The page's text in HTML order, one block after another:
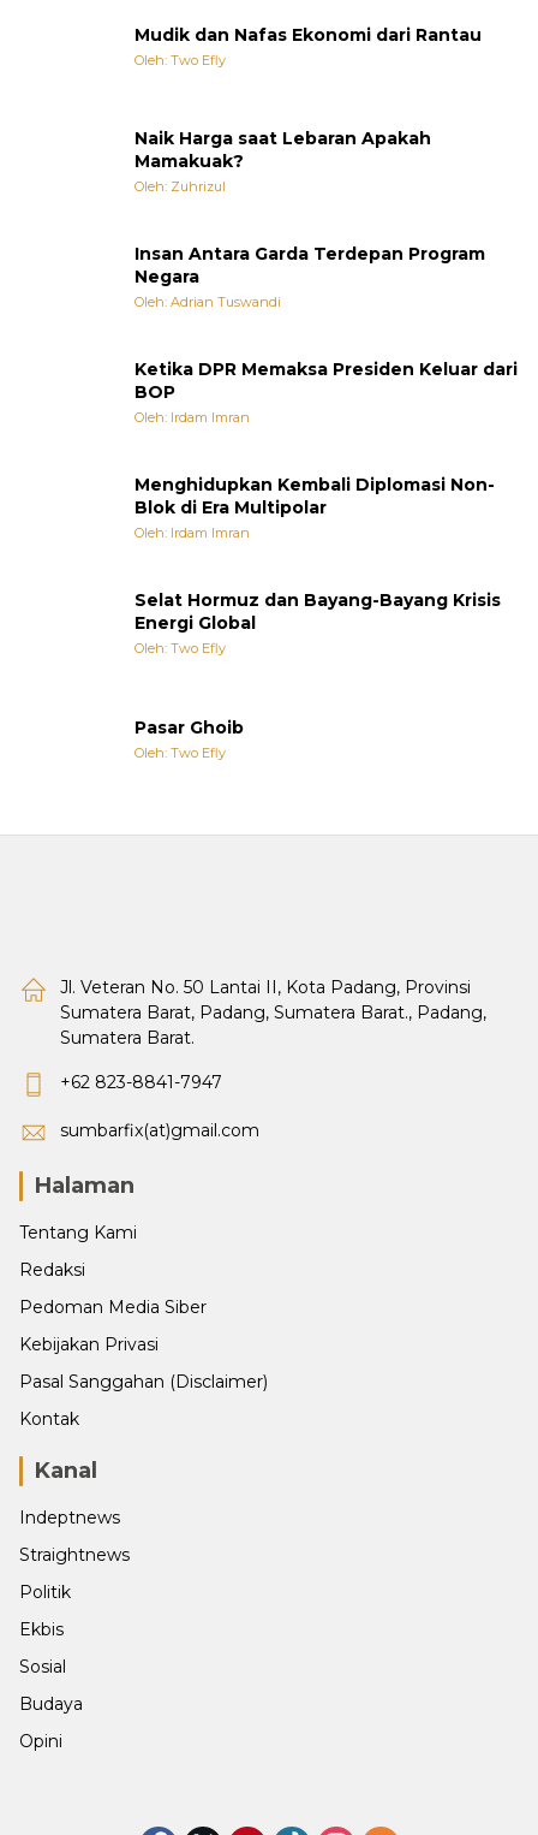
Mudik dan Nafas Ekonomi dari Rantau
Oleh: Two Efly
Naik Harga saat Lebaran Apakah
Mamakuak?
Oleh: Zuhrizul
Insan Antara Garda Terdepan Program
Negara
Oleh: Adrian Tuswandi
Ketika DPR Memaksa Presiden Keluar dari
BOP
Oleh: Irdam Imran
Menghidupkan Kembali Diplomasi Non-
Blok di Era Multipolar
Oleh: Irdam Imran
Selat Hormuz dan Bayang-Bayang Krisis
Energi Global
Oleh: Two Efly
Pasar Ghoib
Oleh: Two Efly
Jl. Veteran No. 50 Lantai II, Kota Padang, Provinsi
Sumatera Barat, Padang, Sumatera Barat., Padang,
Sumatera Barat.
+62 823-8841-7947
sumbarfix(at)gmail.com
Halaman
Tentang Kami
Redaksi
Pedoman Media Siber
Kebijakan Privasi
Pasal Sanggahan (Disclaimer)
Kontak
Kanal
Indeptnews
Straightnews
Politik
Ekbis
Sosial
Budaya
Opini